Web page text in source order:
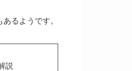
るようです。
説